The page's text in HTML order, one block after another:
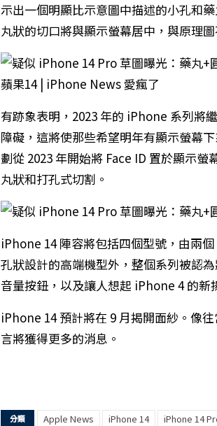
示出一個明顯比示意圖中描述的小孔和
丸狀的切口將與顯示螢幕居中，與原理圖
有跡象表明，2023 年的 iPhone 系列將
障礙，這將使那些希望明年有顯示螢幕
劃從 2023 年開始將 Face ID 置於顯示
丸狀和打孔式切割。
iPhone 14 陣容將包括四個型號，由兩
孔狀設計的高端機型外，整個系列被認
音量按鈕，以及讓人想起 iPhone 4 的新
iPhone 14 預計將在 9 月揭開面紗。像
言將獲得更多的消息。
分類 Apple News iPhone 14 iPhone 14